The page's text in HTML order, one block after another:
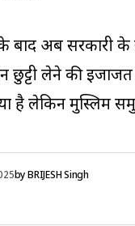
अब सरकारी के
छुट्टी लेने की
है लेकिन मुस्लिम
byBRIJESH Singh